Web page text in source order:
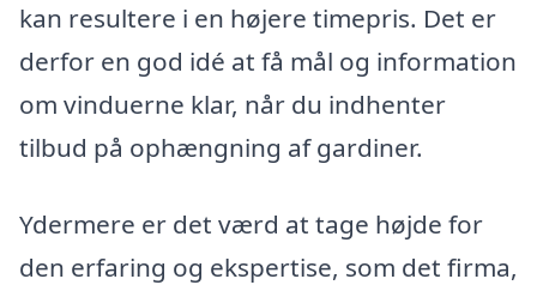
kan resultere i en højere timepris. Det er
derfor en god idé at få mål og information
om vinduerne klar, når du indhenter
tilbud på ophængning af gardiner.
Ydermere er det værd at tage højde for
den erfaring og ekspertise, som det firma,